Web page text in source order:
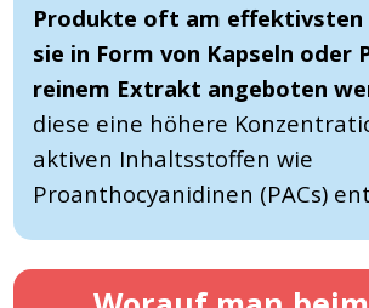
Produkte oft am effektivsten
sie in Form von Kapseln oder
reinem Extrakt angeboten
diese eine höhere
aktiven Inhaltsstoffen wie
Proanthocyanidinen (PACs)